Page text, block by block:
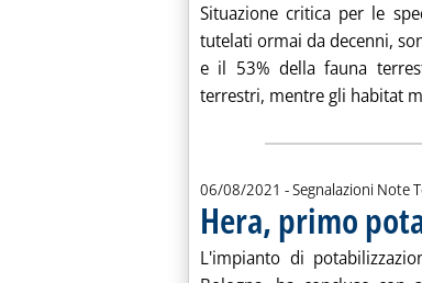
Situazione critica per le
tutelati ormai da decenni,
e il 53% della fauna
terrestri, mentre gli habitat
06/08/2021 - Segnalazioni Note
Hera, primo
. Pubblicata venerdì 06 agosto 2021 alle
L'impianto di